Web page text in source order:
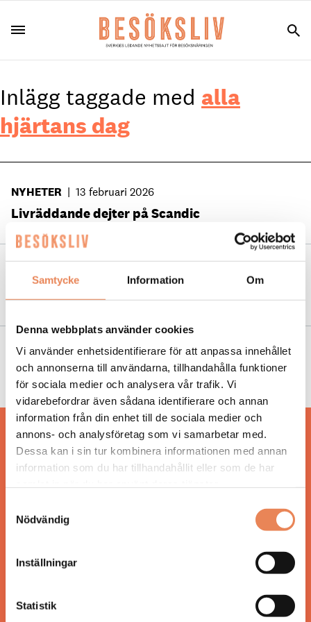
Samtycke Information Om
Denna webbplats använder cookies
Vi använder enhetsidentifierare för att anpassa innehållet
och annonserna till användarna, tillhandahålla funktioner
för sociala medier och analysera vår trafik. Vi
vidarebefordrar även sådana identifierare och annan
information från din enhet till de sociala medier och
annons- och analysföretag som vi samarbetar med.
Dessa kan i sin tur kombinera informationen med annan
information som du har tillhandahållit eller som de har
Nödvändig
Inställningar
Statistik
Inlägg taggade med alla
hjärtans dag
NYHETER | 13 februari 2026
Livräddande dejter på Scandic
NYHETER | 14 februari 2023
”Alla hjärtans dag är extra betydelsefullt nu”
NYHETER | 10 februari 2023
Hotellen laddar för alla hjärtans dag
Hos oss läser du landets mest uppdaterade
nyheter och snackisar inom besöksnäringen.
Besöksliv i sin tryckta form är ett affärsmagasin
för ägare och ledare inom besöksnäringen.